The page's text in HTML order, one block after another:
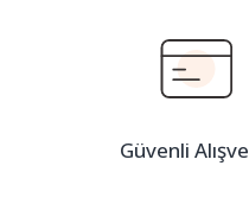
Güvenli